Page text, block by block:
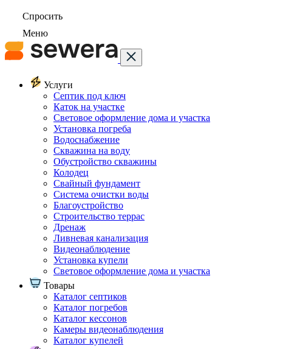
Спросить
Меню
Услуги
Септик под ключ
Каток на участке
Световое оформление дома и участка
Установка погреба
Водоснабжение
Скважина на воду
Обустройство скважины
Колодец
Свайный фундамент
Система очистки воды
Благоустройство
Строительство террас
Дренаж
Ливневая канализация
Видеонаблюдение
Установка купели
Световое оформление дома и участка
Товары
Каталог септиков
Каталог погребов
Каталог кессонов
Камеры видеонаблюдения
Каталог купелей